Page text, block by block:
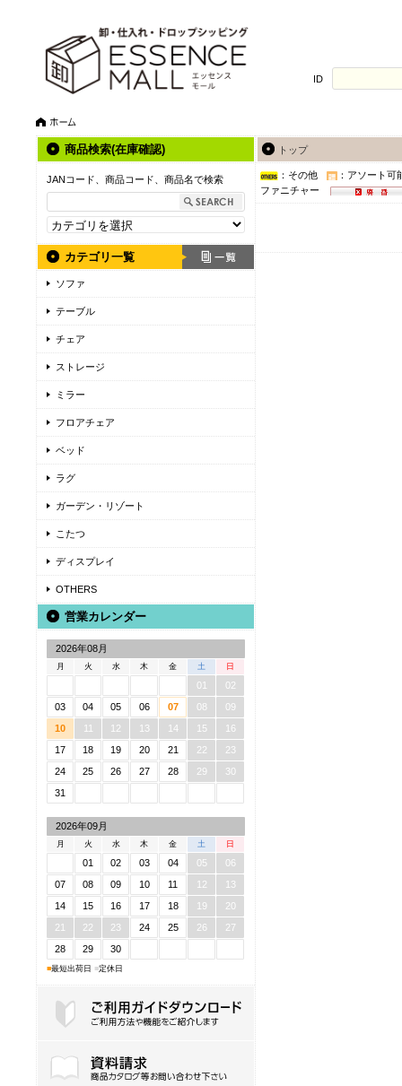
ID
商品検索(在庫確認)
JANコード、商品コード、商品名で検索
カテゴリ一覧
ソファ
テーブル
チェア
ストレージ
ミラー
フロアチェア
ベッド
ラグ
ガーデン・リゾート
こたつ
ディスプレイ
OTHERS
営業カレンダー
2026年08月
月 火 水 木 金 土 日
01
02
03
04 05 06 07 08
09
10
11 12 13 14 15
16
17
18 19 20 21 22
23
24
25 26 27 28 29
30
31
2026年09月
月 火 水 木 金 土 日
01 02 03 04 05
06
07
08 09 10 11 12
13
14
15 16 17 18 19
20
21
22 23 24 25 26
27
28
29 30
■最短出荷日 ■定休日
トップ
：その他
：アソート可
ファニチャー